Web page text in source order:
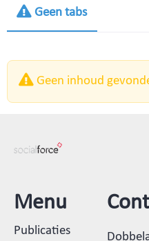
Geen tabs
Geen inhoud
Menu
Publicaties